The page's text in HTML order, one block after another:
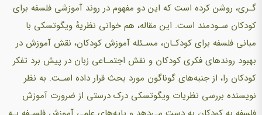
گـری، روشن کرده است که این دو مفهوم در روند آموزشی فلسفه برای
کودکان سـودمند است. این مقاله، هم خوانی نظریهٔ ویگوتسکی با
مبانی فلسفه برای کودکـان، مسـئله آموزش کودکان، نقش آموزش در
بهبود روندهای فکری کودکان و نقش اجتمـاعی زبان در پیش برد تفکر
کودکان را، از جنبه‌های گوناگون مورد بحث قرار داده اسـت. به نظر
نویسنده بررسی نظریات ویگوتسکی درک درستی از ضرورت آموزش